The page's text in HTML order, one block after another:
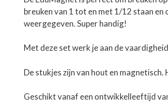
breuken van 1 tot en met 1/12 staan
weergegeven. Super handig!
Met deze set werk je aan de
De stukjes zijn van hout en
Geschikt vanaf een ontwikkelleeftijd